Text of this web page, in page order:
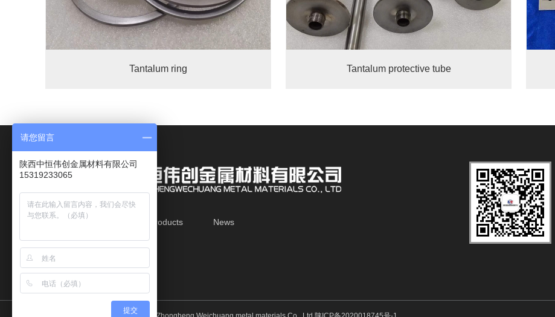
Tantalum ring Tantalum protective tube
Home Products
News
Recruitment
Contact
请您留言
陕西中恒伟创金属材料有限公司
15319233065
提交